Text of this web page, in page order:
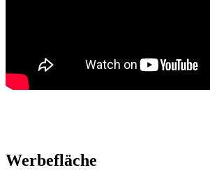
Werbefläche